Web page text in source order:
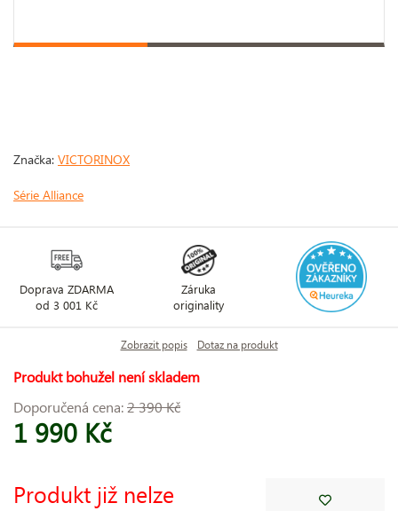
Značka: VICTORINOX
Série Alliance
Doprava ZDARMA
od 3 001 Kč
Záruka
originality
Zobrazit popis Dotaz na produkt
Produkt bohužel není skladem
Doporučená cena:2 390 Kč
1 990 Kč
Produkt již nelze